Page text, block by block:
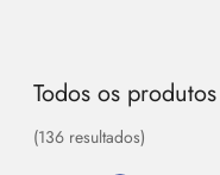
Todos os produtos
(136 resultados)